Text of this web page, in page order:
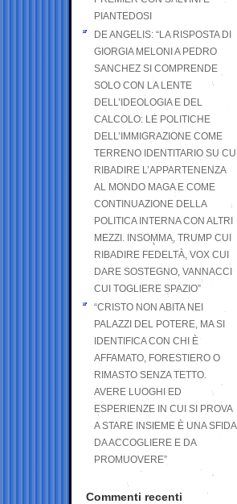
PIANTEDOSI
DE ANGELIS: “LA RISPOSTA DI
GIORGIA MELONI A PEDRO
SANCHEZ SI COMPRENDE
SOLO CON LA LENTE
DELL’IDEOLOGIA E DEL
CALCOLO: LE POLITICHE
DELL’IMMIGRAZIONE COME
TERRENO IDENTITARIO SU CUI
RIBADIRE L’APPARTENENZA
AL MONDO MAGA E COME
CONTINUAZIONE DELLA
POLITICA INTERNA CON ALTRI
MEZZI. INSOMMA, TRUMP CUI
RIBADIRE FEDELTÀ, VOX CUI
DARE SOSTEGNO, VANNACCI
CUI TOGLIERE SPAZIO”
“CRISTO NON ABITA NEI
PALAZZI DEL POTERE, MA SI
IDENTIFICA CON CHI È
AFFAMATO, FORESTIERO O
RIMASTO SENZA TETTO.
AVERE LUOGHI ED
ESPERIENZE IN CUI SI PROVA
A STARE INSIEME È UNA SFIDA
DA ACCOGLIERE E DA
PROMUOVERE”
Commenti recenti